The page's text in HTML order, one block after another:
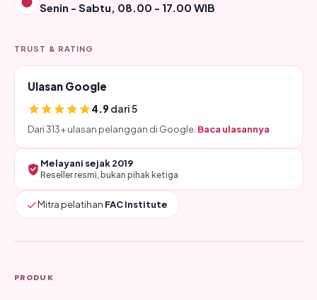
Senin - Sabtu, 08.00 - 17.00 WIB
TRUST & RATING
Ulasan Google
4.9dari 5
Dari 313+ ulasan pelanggan di Google. Baca ulasannya
Melayani sejak 2019
Reseller resmi, bukan pihak ketiga
Mitra pelatihan FAC Institute
PRODUK